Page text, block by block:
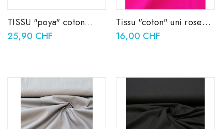
TISSU "poya" coton
blanc
25,90 CHF
Tissu "coton" uni rose
fuchsia
16,00 CHF